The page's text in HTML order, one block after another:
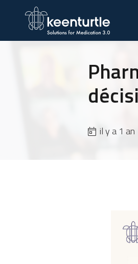
il y a 1 an